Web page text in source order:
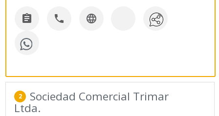
  
2 Sociedad Comercial Trimar
Ltda.